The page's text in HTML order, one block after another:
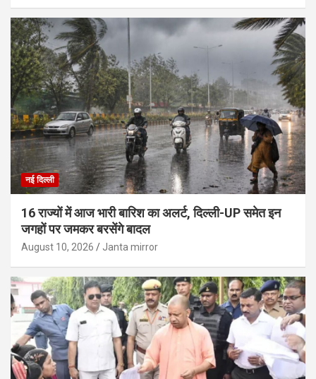
नई दिल्ली
16 राज्यों में आज भारी बारिश का अलर्ट, दिल्ली-UP समेत इन
जगहों पर जमकर बरसेंगे बादल
August 10, 2026 Janta mirror